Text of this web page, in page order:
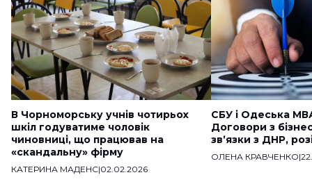
В Чорноморську учнів чотирьох
шкіл годуватиме чоловік
чиновниці, що працював на
«скандальну» фірму
КАТЕРИНА МАДЕНС|02.02.2026
СБУ і Одеська
Договори з
звʼязки з ДНР,
ОЛЕНА КРАВЧЕНКО|